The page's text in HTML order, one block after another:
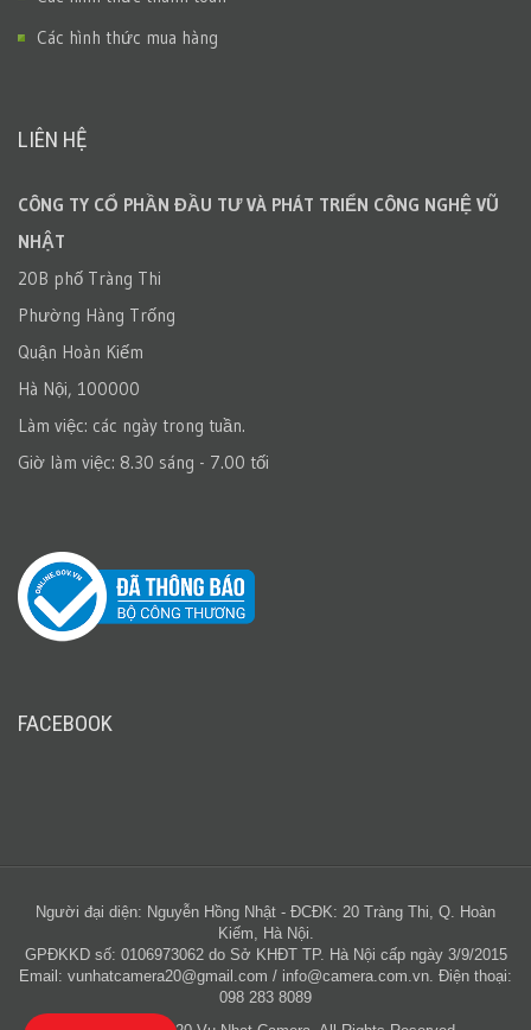
Các hình thức mua hàng
LIÊN HỆ
CÔNG TY CỔ PHẦN ĐẦU TƯ VÀ PHÁT TRIỂN CÔNG NGHỆ VŨ
NHẬT
20B phố Tràng Thi
Phường Hàng Trống
Quận Hoàn Kiếm
Hà Nội, 100000
Làm việc: các ngày trong tuần.
Giờ làm việc: 8.30 sáng - 7.00 tối
FACEBOOK
Người đại diện: Nguyễn Hồng Nhật - ĐCĐK: 20 Tràng Thi, Q. Hoàn
Kiếm, Hà Nội.
GPĐKKD số: 0106973062 do Sở KHĐT TP. Hà Nội cấp ngày 3/9/2015
Email: vunhatcamera20@gmail.com / info@camera.com.vn . Điện thoại:
098 283 8089